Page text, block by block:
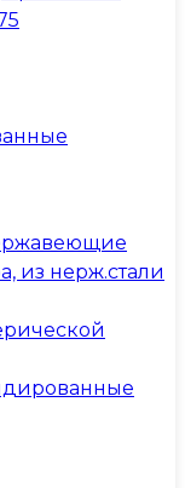
из нерж.стали